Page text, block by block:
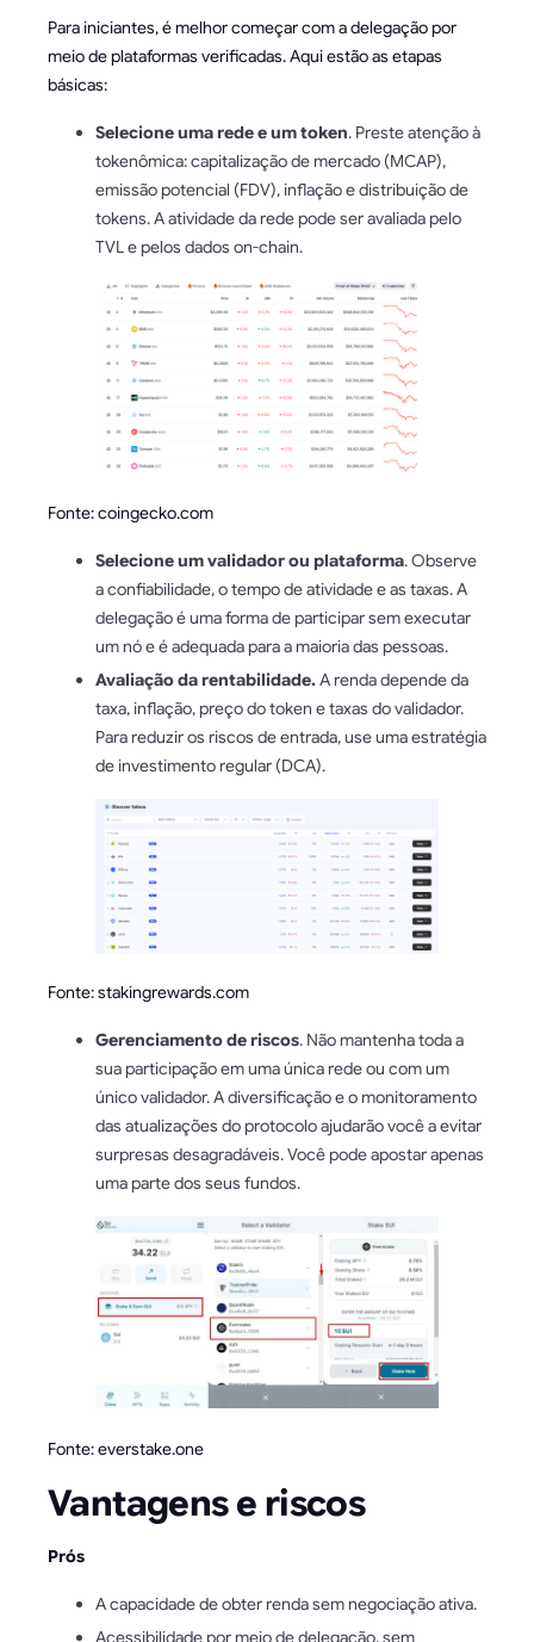
Para iniciantes, é melhor começar com a delegação por
meio de plataformas verificadas. Aqui estão as etapas
básicas:
Selecione uma rede e um token. Preste atenção à
tokenômica: capitalização de mercado (MCAP),
emissão potencial (FDV), inflação e distribuição de
tokens. A atividade da rede pode ser avaliada pelo
TVL e pelos dados on-chain.
Fonte: coingecko.com
Selecione um validador ou plataforma. Observe
a confiabilidade, o tempo de atividade e as taxas. A
delegação é uma forma de participar sem executar
um nó e é adequada para a maioria das pessoas.
Avaliação da rentabilidade.A renda depende da
taxa, inflação, preço do token e taxas do validador.
Para reduzir os riscos de entrada, use uma estratégia
de investimento regular (DCA).
Fonte: stakingrewards.com
Gerenciamento de riscos. Não mantenha toda a
sua participação em uma única rede ou com um
único validador. A diversificação e o monitoramento
das atualizações do protocolo ajudarão você a evitar
surpresas desagradáveis. Você pode apostar apenas
uma parte dos seus fundos.
Fonte: everstake.one
Vantagens e riscos
Prós
A capacidade de obter renda sem negociação ativa.
Acessibilidade por meio de delegação, sem